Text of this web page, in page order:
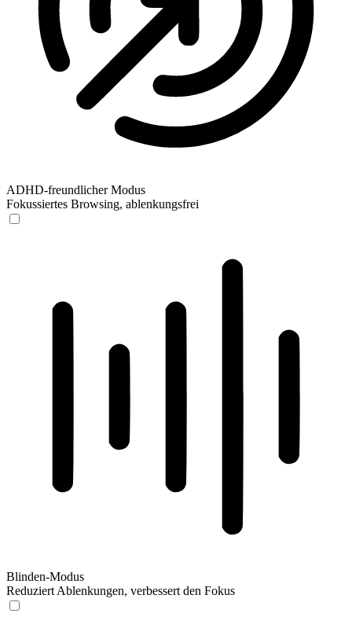
ADHD-freundlicher Modus
Fokussiertes Browsing, ablenkungsfrei
Blinden-Modus
Reduziert Ablenkungen, verbessert den Fokus